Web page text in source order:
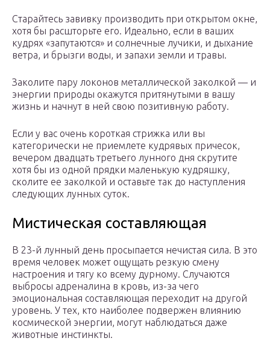
Старайтесь завивку производить при открытом окне,
хотя бы расшторьте его. Идеально, если в ваших
кудрях «запутаются» и солнечные лучики, и дыхание
ветра, и брызги воды, и запахи земли и травы.
Заколите пару локонов металлической заколкой — и
энергии природы окажутся притянутыми в вашу
жизнь и начнут в ней свою позитивную работу.
Если у вас очень короткая стрижка или вы
категорически не приемлете кудрявых причесок,
вечером двадцать третьего лунного дня скрутите
хотя бы из одной прядки маленькую кудряшку,
сколите ее заколкой и оставьте так до наступления
следующих лунных суток.
Мистическая составляющая
В 23-й лунный день просыпается нечистая сила. В это
время человек может ощущать резкую смену
настроения и тягу ко всему дурному. Случаются
выбросы адреналина в кровь, из-за чего
эмоциональная составляющая переходит на другой
уровень. У тех, кто наиболее подвержен влиянию
космической энергии, могут наблюдаться даже
животные инстинкты.